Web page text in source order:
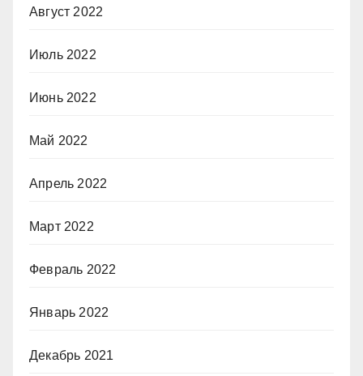
Август 2022
Июль 2022
Июнь 2022
Май 2022
Апрель 2022
Март 2022
Февраль 2022
Январь 2022
Декабрь 2021